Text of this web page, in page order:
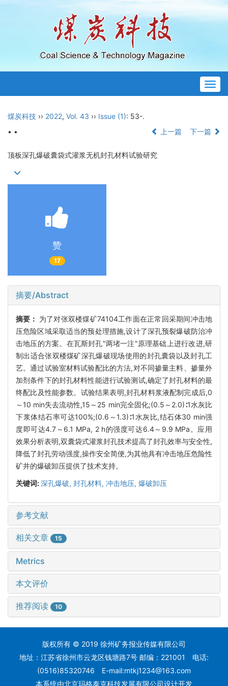
煤炭科技 ›› 2022, Vol. 43 ›› Issue (1): 53-.
• •
上一篇 下一篇
顶板深孔爆破囊袋式灌浆无机封孔材料试验研究
赞
17
摘要/Abstract
摘要： 为了对张双楼煤矿74104工作面在正常回采期间冲击地
压危险区域采取适当的预处理措施,设计了深孔预裂爆破防治冲
击地压的方案。在瓦斯封孔"两堵一注"原理基础上进行改进,研
制出适合张双楼煤矿深孔爆破现场使用的封孔囊袋以及封孔工
艺。通过试验室材料试验配比的方法,对不同掺量主料、掺量外
加剂条件下的封孔材料性能进行试验测试,确定了封孔材料的最
终配比及性能参数。试验结果表明,封孔材料浆液配制完成后,0
～10 min失去流动性,15～25 min完全固化;(0.5～2.0)∶1水灰比
下浆体结石率可达100%;(0.6～1.3)∶1水灰比,结石体30 min强
度即可达4.7～6.1 MPa, 2 h的强度可达6.4～9.9 MPa。应用
效果分析表明,双囊袋式灌浆封孔技术提高了封孔效率与安全性,
降低了封孔劳动强度,操作安全简便,为其他具有冲击地压危险性
矿井的爆破卸压提供了技术支持。
关键词:深孔爆破, 封孔材料, 冲击地压, 爆破卸压
参考文献
相关文章 15
Metrics
本文评价
推荐阅读 10
版权所有 © 2019 徐州矿务报业传媒有限公司
地址：江苏省徐州市云龙区钱塘路7号 邮编：221001 电话:
(0516)85320746 E-mail:mtkj1234@163.com
本系统由北京玛格泰克科技发展有限公司设计开发